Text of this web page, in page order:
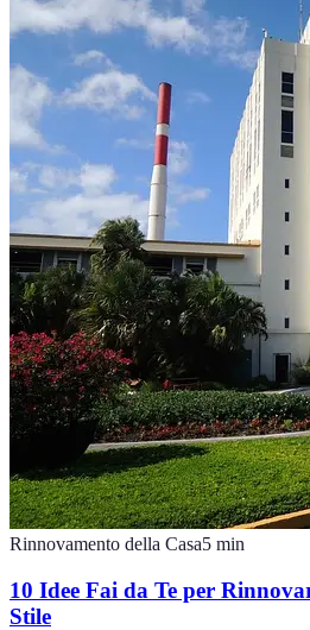
Rinnovamento della Casa5 min
10 Idee Fai da Te per
Stile